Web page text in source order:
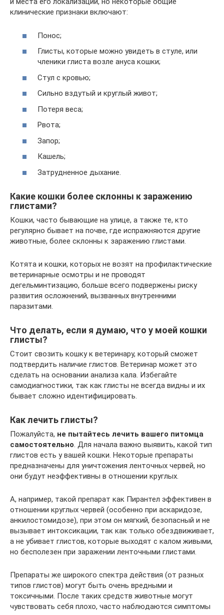
клинические признаки включают:
Понос;
Глисты, которые можно увидеть в стуле, или
членики глиста возле ануса кошки;
Стул с кровью;
Сильно вздутый и круглый живот;
Потеря веса;
Рвота;
Запор;
Кашель;
Затрудненное дыхание.
Какие кошки более склонны к заражению
глистами?
Кошки, часто бывающие на улице, а также те, кто
регулярно бывает на почве, где испражняются другие
животные, более склонны к заражению глистами.
Котята и кошки, которых не возят на профилактические
ветеринарные осмотры и не проводят
дегельминтизацию, больше всего подвержены риску
развития осложнений, вызванных внутренними
паразитами.
Что делать, если я думаю, что у моей кошки
глисты?
Стоит свозить кошку к ветеринару, который сможет
подтвердить наличие глистов. Ветеринар может это
сделать на основании анализа кала. Избегайте
самодиагностики, так как глисты не всегда видны и их
бывает сложно идентифицировать.
Как лечить глисты?
Пожалуйста, не пытайтесь лечить вашего питомца
самостоятельно . Для начала важно выявить, какой тип
глистов есть у вашей кошки. Некоторые препараты
предназначены для уничтожения ленточных червей, но
они будут неэффективны в отношении круглых.
А, например, такой препарат как Пирантел эффективен в
отношении круглых червей (особенно при аскаридозе,
анкилостомидозе), при этом он мягкий, безопасный и не
вызывает интоксикации, так как только обездвиживает,
а не убивает глистов, которые выходят с калом живыми,
но бесполезен при заражении ленточными глистами.
Препараты же широкого спектра действия (от разных
типов глистов) могут быть очень вредными и
токсичными. После таких средств животные могут
чувствовать себя плохо, часто наблюдаются симптомы